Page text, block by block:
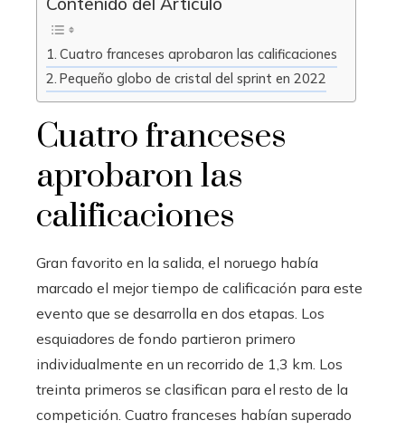
Cuatro franceses aprobaron las calificaciones
Pequeño globo de cristal del sprint en 2022
Cuatro franceses
aprobaron las
calificaciones
Gran favorito en la salida, el noruego había
marcado el mejor tiempo de calificación para este
evento que se desarrolla en dos etapas. Los
esquiadores de fondo partieron primero
individualmente en un recorrido de 1,3 km. Los
treinta primeros se clasifican para el resto de la
competición. Cuatro franceses habían superado